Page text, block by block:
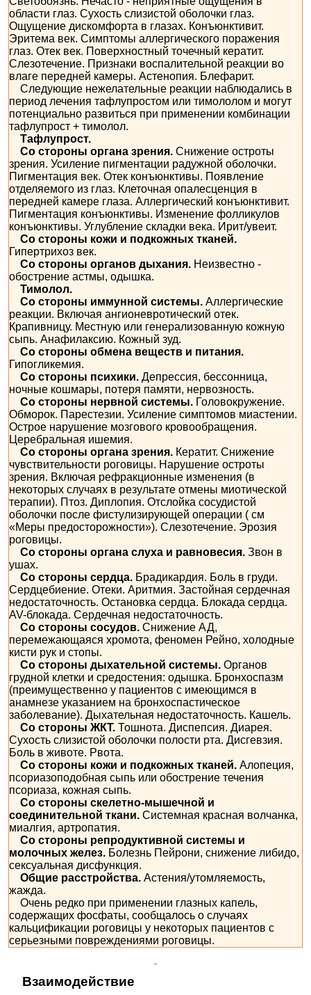
области глаз. Сухость слизистой оболочки глаз.
Ощущение дискомфорта в глазах. Конъюнктивит.
Эритема век. Симптомы аллергического поражения
глаз. Отек век. Поверхностный точечный кератит.
Слезотечение. Признаки воспалительной реакции во
влаге передней камеры. Астенопия. Блефарит.
Следующие нежелательные реакции наблюдались в
период лечения тафлупростом или тимололом и могут
потенциально развиться при применении комбинации
тафлупрост + тимолол.
Тафлупрост.
Со стороны органа зрения.Снижение остроты
зрения. Усиление пигментации радужной оболочки.
Пигментация век. Отек конъюнктивы. Появление
отделяемого из глаз. Клеточная опалесценция в
передней камере глаза. Аллергический конъюнктивит.
Пигментация конъюнктивы. Изменение фолликулов
конъюнктивы. Углубление складки века. Ирит/увеит.
Со стороны кожи и подкожных тканей.
Гипертрихоз век.
Со стороны органов дыхания. Неизвестно -
обострение астмы, одышка.
Тимолол.
Со стороны иммунной системы.Аллергические
реакции. Включая ангионевротический отек.
Крапивницу. Местную или генерализованную кожную
сыпь. Анафилаксию. Кожный зуд.
Со стороны обмена веществ и питания.
Гипогликемия.
Со стороны психики.Депрессия, бессонница,
ночные кошмары, потеря памяти, нервозность.
Со стороны нервной системы. Головокружение.
Обморок. Парестезии. Усиление симптомов миастении.
Острое нарушение мозгового кровообращения.
Церебральная ишемия.
Со стороны органа зрения. Кератит. Снижение
чувствительности роговицы. Нарушение остроты
зрения. Включая рефракционные изменения (в
некоторых случаях в результате отмены миотической
терапии). Птоз. Диплопия. Отслойка сосудистой
оболочки после фистулизирующей операции ( см
«Меры предосторожности»). Слезотечение. Эрозия
роговицы.
Со стороны органа слуха и равновесия.Звон в
ушах.
Со стороны сердца. Брадикардия. Боль в груди.
Сердцебиение. Отеки. Аритмия. Застойная сердечная
недостаточность. Остановка сердца. Блокада сердца.
AV-блокада. Сердечная недостаточность.
Со стороны сосудов.Снижение АД,
перемежающаяся хромота, феномен Рейно, холодные
кисти рук и стопы.
Со стороны дыхательной системы.Органов
грудной клетки и средостения: одышка. Бронхоспазм
(преимущественно у пациентов с имеющимся в
анамнезе указанием на бронхоспастическое
заболевание). Дыхательная недостаточность. Кашель.
Со стороны ЖКТ.Тошнота. Диспепсия. Диарея.
Сухость слизистой оболочки полости рта. Дисгевзия.
Боль в животе. Рвота.
Со стороны кожи и подкожных тканей.Алопеция,
псориазоподобная сыпь или обострение течения
псориаза, кожная сыпь.
Со стороны скелетно-мышечной и
соединительной ткани.Системная красная волчанка,
миалгия, артропатия.
Со стороны репродуктивной системы и
молочных желез. Болезнь Пейрони, снижение либидо,
сексуальная дисфункция.
Общие расстройства.Астения/утомляемость,
жажда.
Очень редко при применении глазных капель,
содержащих фосфаты, сообщалось о случаях
кальцификации роговицы у некоторых пациентов с
серьезными повреждениями роговицы.
Взаимодействие